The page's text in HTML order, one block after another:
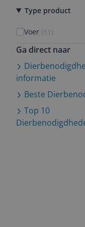
Type product
Voer (61 )
Ga direct naar
informatie
Beste
Top 10